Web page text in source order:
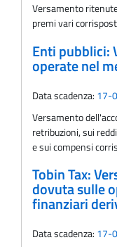
Versamento
premi vari
Enti pubblici:
operate nel
Data scadenza: 17-
Versamento
retribuzioni, sui
e sui compensi
Tobin Tax:
dovuta sulle
finanziari
Data scadenza: 17-